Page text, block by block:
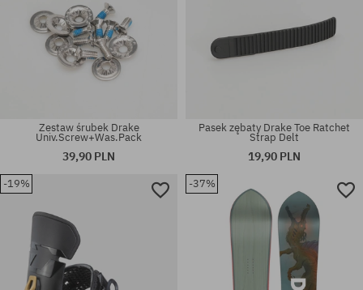
rozmiar uniwersalny
Dostępne rozmiary:
Zestaw śrubek Drake
Univ.Screw+Was.Pack
39,90 PLN
Pasek zębaty Drake Toe Ratchet
Strap Delt
19,90 PLN
-19% -37%